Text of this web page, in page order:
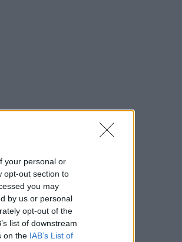
your personal or
opt-out section to
you may
by us or personal
opt-out of the
list of downstream
on the IAB’s List of